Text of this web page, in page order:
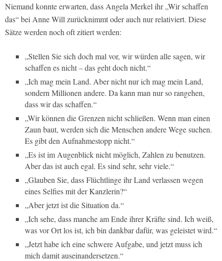
Niemand konnte erwarten, dass Angela Merkel ihr „Wir schaffen
das“ bei Anne Will zurücknimmt oder auch nur relativiert. Diese
Sätze werden noch oft zitiert werden:
„Stellen Sie sich doch mal vor, wir würden alle sagen, wir
schaffen es nicht – das geht doch nicht.“
„Ich mag mein Land. Aber nicht nur ich mag mein Land,
sondern Millionen andere. Da kann man nur so rangehen,
dass wir das schaffen.“
„Wir können die Grenzen nicht schließen. Wenn man einen
Zaun baut, werden sich die Menschen andere Wege suchen.
Es gibt den Aufnahmestopp nicht.“
„Es ist im Augenblick nicht möglich, Zahlen zu benutzen.
Aber das ist auch egal. Es sind sehr, sehr viele.“
„Glauben Sie, dass Flüchtlinge ihr Land verlassen wegen
eines Selfies mit der Kanzlerin?“
„Aber jetzt ist die Situation da.“
„Ich sehe, dass manche am Ende ihrer Kräfte sind. Ich weiß,
was vor Ort los ist, ich bin dankbar dafür, was geleistet wird.“
„Jetzt habe ich eine schwere Aufgabe, und jetzt muss ich
mich damit auseinandersetzen.“